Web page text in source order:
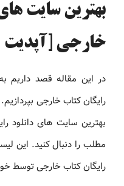
بهترین سایت
خارجی [آپدیت 1405]
در این مقاله قصد داریم
رایگان کتاب خارجی
بهترین سایت های دانلود
مطلب را دنبال کنید. این
رایگان کتاب خارجی توسط